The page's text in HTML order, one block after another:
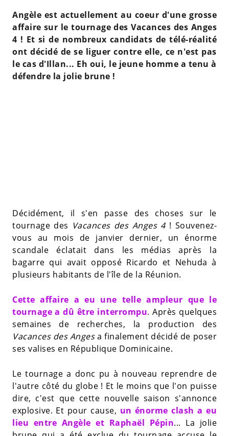
Angèle est actuellement au coeur d'une grosse
affaire sur le tournage des Vacances des Anges
4 ! Et si de nombreux candidats de télé-réalité
ont décidé de se liguer contre elle, ce n'est pas
le cas d'Illan... Eh oui, le jeune homme a tenu à
défendre la jolie brune !
Décidément, il s'en passe des choses sur le
tournage des Vacances des Anges 4! Souvenez-
vous au mois de janvier dernier, un énorme
scandale éclatait dans les médias après la
bagarre qui avait opposé Ricardo et Nehuda à
plusieurs habitants de l'île de la Réunion.
Cette affaire a eu une telle ampleur que le
tournage a dû être interrompu. Après quelques
semaines de recherches, la production des
Vacances des Angesa finalement décidé de poser
ses valises en République Dominicaine.
Le tournage a donc pu à nouveau reprendre de
l'autre côté du globe ! Et le moins que l'on puisse
dire, c'est que cette nouvelle saison s'annonce
explosive. Et pour cause, un énorme clash a eu
lieu entre Angèle et Raphaël Pépin... La jolie